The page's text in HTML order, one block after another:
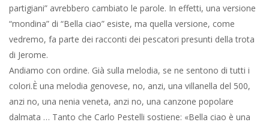
partigiani” avrebbero cambiato le parole. In effetti, una versione
“mondina” di “Bella ciao” esiste, ma quella versione, come
vedremo, fa parte dei racconti dei pescatori presunti della trota
di Jerome.
Andiamo con ordine. Già sulla melodia, se ne sentono di tutti i
colori.È una melodia genovese, no, anzi, una villanella del 500,
anzi no, una nenia veneta, anzi no, una canzone popolare
dalmata … Tanto che Carlo Pestelli sostiene: «Bella ciao è una